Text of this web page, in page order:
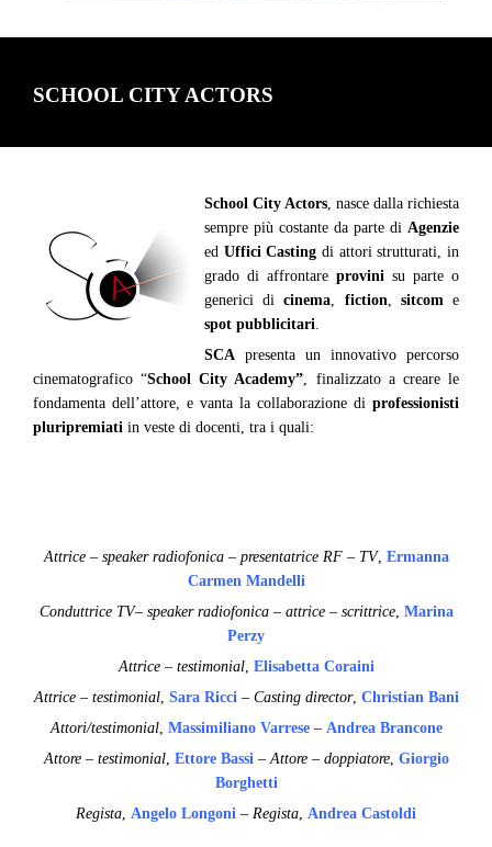
SCHOOL CITY ACTORS
School City Actors, nasce dalla richiesta
sempre più costante da parte di Agenzie
ed Uffici Casting di attori strutturati, in
grado di affrontare provini su parte o
generici dicinema, fiction, sitcome
spot pubblicitari.
SCA presenta un innovativo percorso
cinematografico “School City Academy”, finalizzato a creare le
fondamenta dell’attore, e vanta la collaborazione di professionisti
pluripremiati in veste di docenti, tra i quali:
Attrice – speaker radiofonica – presentatrice RF – TV, Ermanna
Carmen Mandelli
Conduttrice TV– speaker radiofonica – attrice – scrittrice, Marina
Perzy
Attrice – testimonial, Elisabetta Coraini
Attrice – testimonial, Sara Ricci – Casting director, Christian Bani
Attori/testimonial, Massimiliano Varrese– Andrea Brancone
Attore – testimonial, Ettore Bassi– Attore – doppiatore, Giorgio
Borghetti
Regista, Angelo Longoni – Regista, Andrea Castoldi